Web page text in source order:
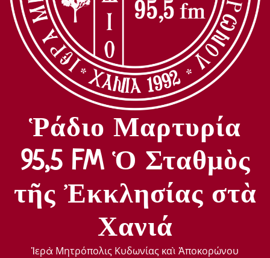
Ῥάδιο Μαρτυρία
95,5 FM Ὁ Σταθμὸς
τῆς Ἐκκλησίας στὰ
Χανιά
Ἱερὰ Μητρόπολις Κυδωνίας καὶ Ἀποκορώνου